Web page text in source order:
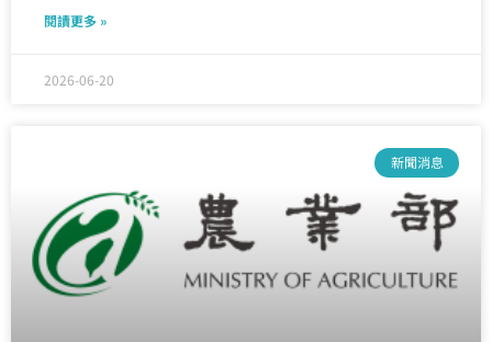
閱讀更多 »
2026-06-20
新聞消息